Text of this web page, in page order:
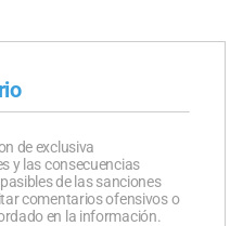
de exclusiva
y las consecuencias
de las sanciones
comentarios ofensivos o
en la información.